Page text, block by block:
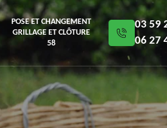
POSE ET CHANGEMENT
GRILLAGE ET CLÔTURE
58
03 59
06 27